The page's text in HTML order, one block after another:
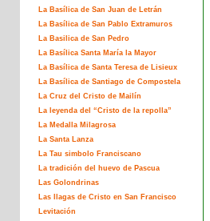
La Basílica de San Juan de Letrán
La Basílica de San Pablo Extramuros
La Basilica de San Pedro
La Basílica Santa María la Mayor
La Basílica de Santa Teresa de Lisieux
La Basílica de Santiago de Compostela
La Cruz del Cristo de Mailín
La leyenda del “Cristo de la repolla”
La Medalla Milagrosa
La Santa Lanza
La Tau simbolo Franciscano
La tradición del huevo de Pascua
Las Golondrinas
Las llagas de Cristo en San Francisco
Levitación